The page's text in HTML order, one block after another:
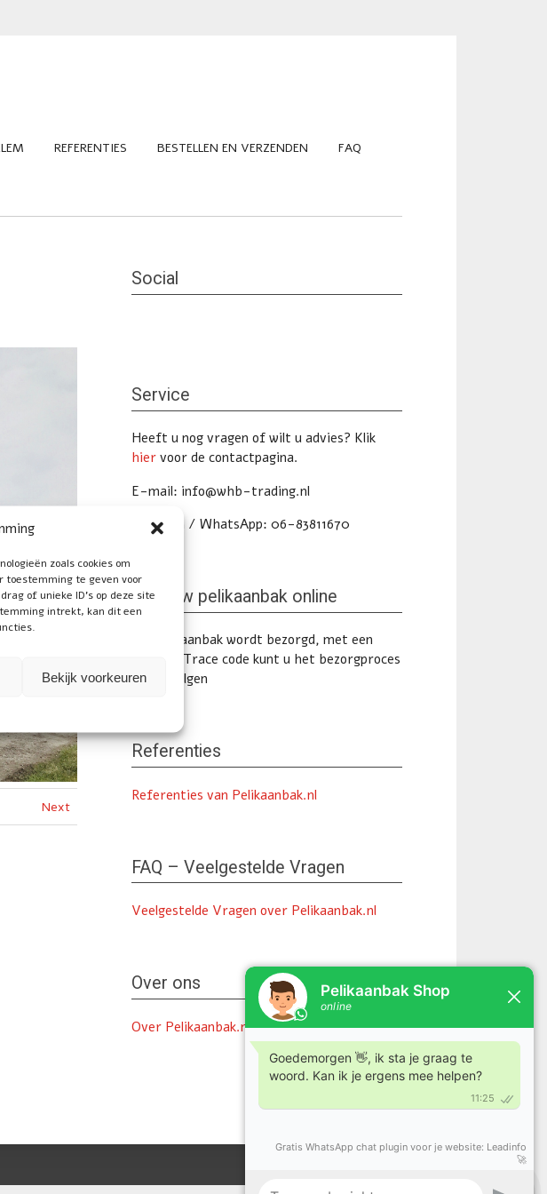
zoals cookies om
te geven voor
of unieke ID's op deze site
intrekt, kan dit een
Bekijk voorkeuren
REFERENTIES BESTELLEN EN VERZENDEN FAQ
Next
Social
Service
Heeft u nog vragen of wilt u advies? Klik
hiervoor de contactpagina.
E-mail: info@whb-trading.nl
Telefoon / WhatsApp: 06-83811670
Volg uw pelikaanbak online
Uw pelikaanbak wordt bezorgd, met een
Track & Trace code kunt u het bezorgproces
online volgen
Referenties
Referenties van Pelikaanbak.nl
FAQ – Veelgestelde Vragen
Veelgestelde Vragen over Pelikaanbak.nl
Over ons
Over Pelikaanbak.nl